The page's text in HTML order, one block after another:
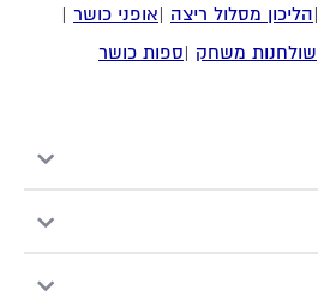
|הליכון מסלול ריצה |אופני כושר |
שולחנות משחק |ספות כושר